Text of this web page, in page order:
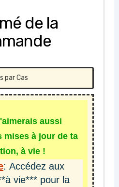
de la
par Cas
aussi
mises à jour de ta
à vie !
: Accédez aux
vie*** pour la